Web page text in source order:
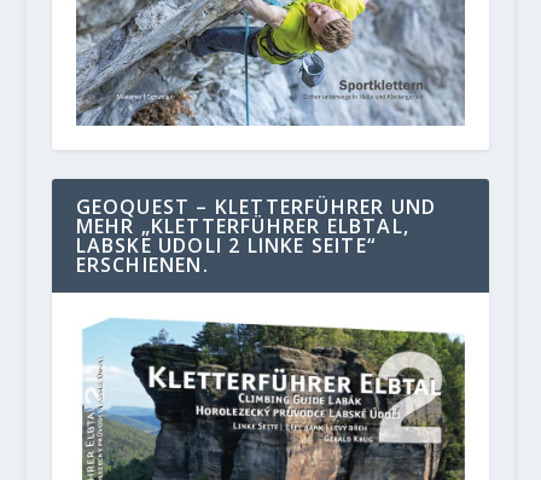
GEOQUEST – KLETTERFÜHRER UND
MEHR „KLETTERFÜHRER ELBTAL,
LABSKE UDOLI 2 LINKE SEITE“
ERSCHIENEN.